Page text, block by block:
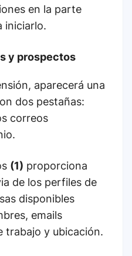
en la parte
iniciarlo.
y prospectos
aparecerá una
dos pestañas:
correos
(1) proporciona
de los perfiles de
disponibles
emails
trabajo y ubicación.